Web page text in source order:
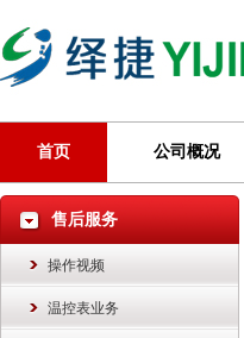
首页 公司概况
售后服务
操作视频
温控表业务